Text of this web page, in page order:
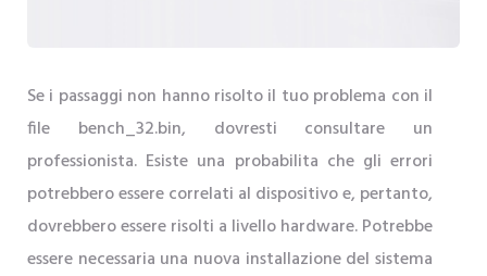
Se i passaggi non hanno risolto il tuo problema con il
file bench_32.bin, dovresti consultare un
professionista. Esiste una probabilita che gli errori
potrebbero essere correlati al dispositivo e, pertanto,
dovrebbero essere risolti a livello hardware. Potrebbe
essere necessaria una nuova installazione del sistema